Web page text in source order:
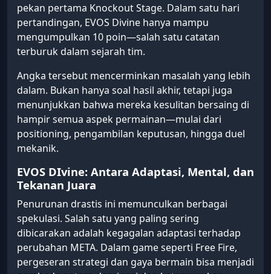
pekan pertama Knockout Stage. Dalam satu hari
pertandingan, EVOS Divine hanya mampu
mengumpulkan 10 poin—salah satu catatan
terburuk dalam sejarah tim.
Angka tersebut mencerminkan masalah yang lebih
dalam. Bukan hanya soal hasil akhir, tetapi juga
menunjukkan bahwa mereka kesulitan bersaing di
hampir semua aspek permainan—mulai dari
positioning, pengambilan keputusan, hingga duel
mekanik.
EVOS DIvine: Antara Adaptasi, Mental, dan
Tekanan Juara
Penurunan drastis ini memunculkan berbagai
spekulasi. Salah satu yang paling sering
dibicarakan adalah kegagalan adaptasi terhadap
perubahan META. Dalam game seperti Free Fire,
pergeseran strategi dan gaya bermain bisa menjadi